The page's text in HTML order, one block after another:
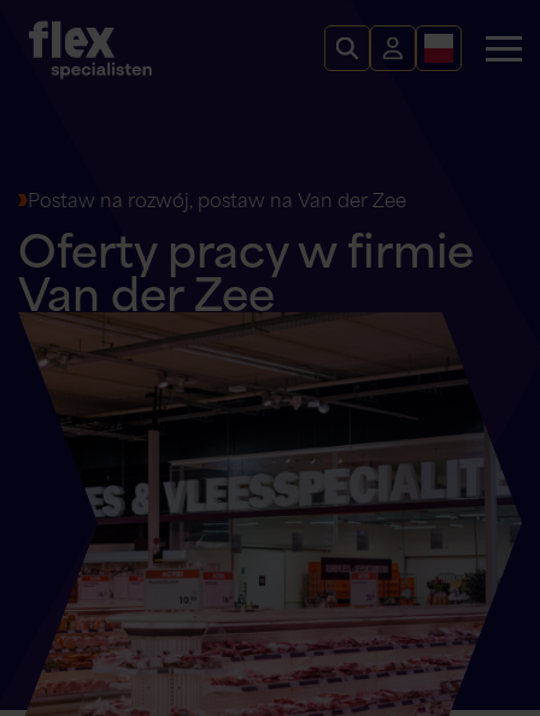
Postaw na rozwój, postaw na Van der Zee
Oferty pracy w firmie
Van der Zee